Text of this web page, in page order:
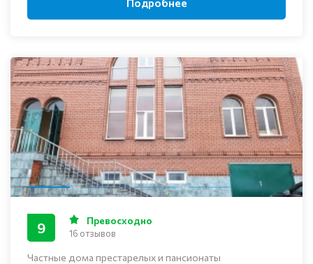
Подробнее
Частные дома престарелых и пансионаты
9 Превосходно
16 отзывов